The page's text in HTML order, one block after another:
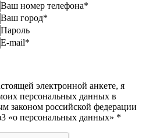
Ваш номер телефона*
Ваш город*
Пароль
E-mail*
электронной анкете, я
персональных данных в
законом российской федерации
«о персональных данных» *